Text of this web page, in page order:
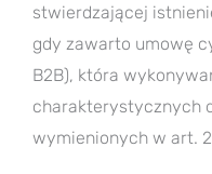
stwierdzającej
gdy zawarto umowę
B2B), która
charakterystycznych
wymienionych w art.